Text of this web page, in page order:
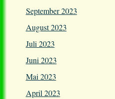
September 2023
August 2023
Juli 2023
Juni 2023
Mai 2023
April 2023